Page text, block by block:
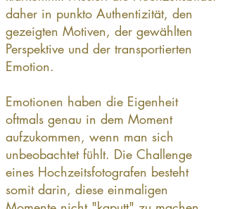
daher in punkto Authentizität, den
gezeigten Motiven, der gewählten
Perspektive und der transportierten
Emotion.
Emotionen haben die Eigenheit
oftmals genau in dem Moment
aufzukommen, wenn man sich
unbeobachtet fühlt. Die Challenge
eines Hochzeitsfotografen besteht
somit darin, diese einmaligen